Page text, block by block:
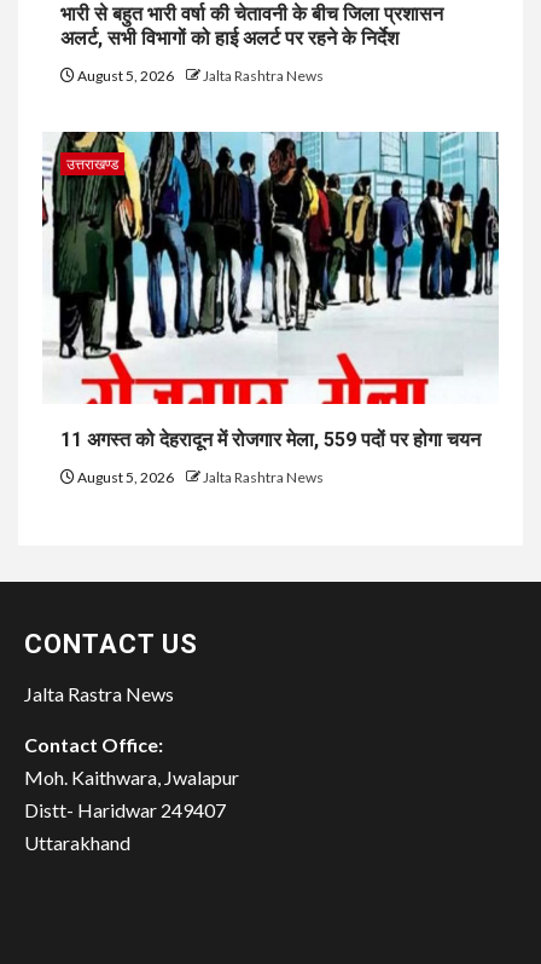
भारी से बहुत भारी वर्षा की चेतावनी के बीच जिला प्रशासन
अलर्ट, सभी विभागों को हाई अलर्ट पर रहने के निर्देश
August 5, 2026 Jalta Rashtra News
उत्तराखण्ड
11 अगस्त को देहरादून में रोजगार मेला, 559 पदों पर होगा चयन
August 5, 2026 Jalta Rashtra News
CONTACT US
Jalta Rastra News
Contact Office:
Moh. Kaithwara, Jwalapur
Distt- Haridwar 249407
Uttarakhand